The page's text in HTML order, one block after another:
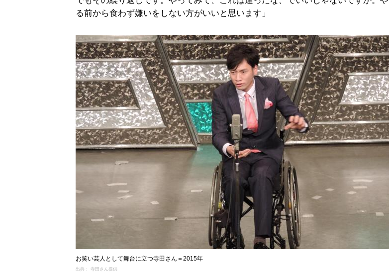
る前から食わず嫌いをしない方がいいと思います」
お笑い芸人として舞台に立つ寺田さん＝2015年
出典： 寺田さん提供